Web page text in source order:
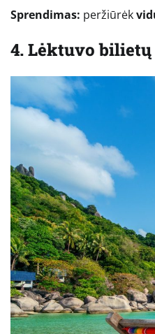
Sprendimas: peržiūrėk
4. Lėktuvo